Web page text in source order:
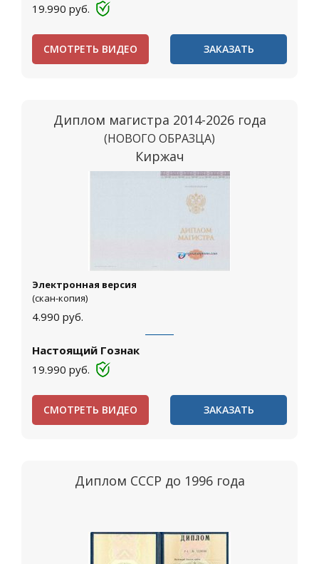
19.990 руб.
СМОТРЕТЬ ВИДЕО ЗАКАЗАТЬ
Диплом магистра 2014-2026 года
(НОВОГО ОБРАЗЦА)
Киржач
Электронная версия
(скан-копия)
4.990 руб.
Настоящий Гознак
19.990 руб.
СМОТРЕТЬ ВИДЕО ЗАКАЗАТЬ
Диплом СССР до 1996 года